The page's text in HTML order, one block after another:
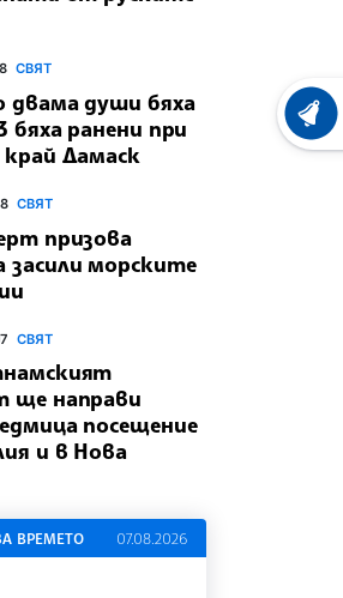
СВЯТ
двама души бяха
бяха ранени при
край Дамаск
СВЯТ
призова
засили морските
СВЯТ
ще направи
посещение
и в Нова
ВРЕМЕТО 07.08.2026